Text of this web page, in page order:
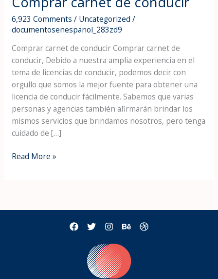
6,923 Comments / Uncategorized /
documentosenespanol_283zd9
Comprar carnet de conducir Comprar carnet de
conducir, Debido a nuestra amplia experiencia en el
tema de licencias de conducir, podemos decir con
orgullo que somos la mejor fuente para obtener una
licencia de conducir fácilmente. Sabemos que varias
personas y agencias también afirmarán brindar los
mismos servicios que brindamos nosotros, pero tenga
cuidado de […]
de
conducir
Read More »